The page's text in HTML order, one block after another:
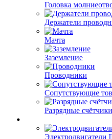
Головка
Держатели
Мачта
Заземление
Проводники
Сопутствующие
Разрядные
Электродвигатели